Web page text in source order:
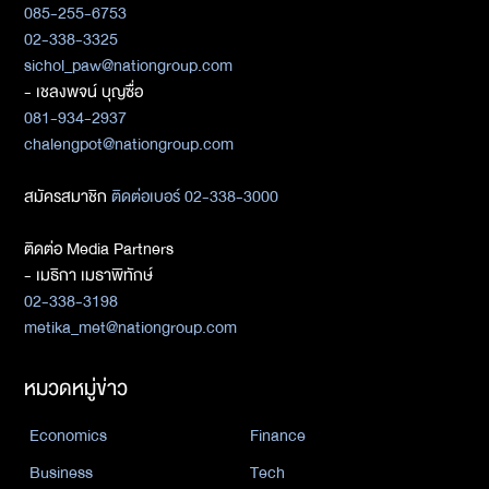
085-255-6753
02-338-3325
sichol_paw@nationgroup.com
- เชลงพจน์ บุญซื่อ
081-934-2937
chalengpot@nationgroup.com
สมัครสมาชิกติดต่อเบอร์ 02-338-3000
ติดต่อ Media Partners
- เมธิกา เมธาพิทักษ์
02-338-3198
metika_met@nationgroup.com
หมวดหมู่ข่าว
Economics
Finance
Business
Tech